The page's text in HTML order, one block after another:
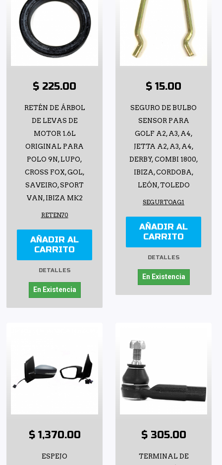
$ 225.00
RETÉN DE ÁRBOL
DE LEVAS DE
MOTOR 1.6L
ORIGINAL PARA
POLO 9N, LUPO,
CROSS FOX, GOL,
SAVEIRO, SPORT
VAN, IBIZA MK2
RETEN70
AÑADIR AL
CARRITO
DETALLES
En Existencia
$ 15.00
SEGURO DE BULBO
SENSOR PARA
GOLF A2, A3, A4,
JETTA A2, A3, A4,
DERBY, COMBI 1800,
IBIZA, CORDOBA,
LEÓN, TOLEDO
SEGURTOAG1
AÑADIR AL
CARRITO
DETALLES
En Existencia
$ 1,370.00
ESPEJO
$ 305.00
TERMINAL DE